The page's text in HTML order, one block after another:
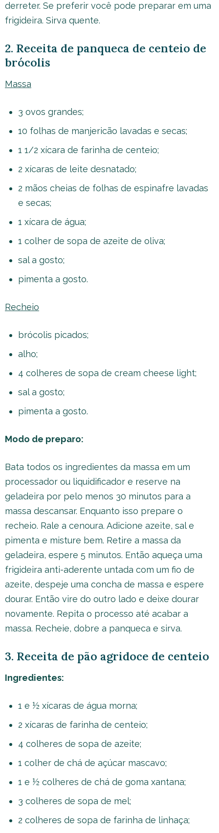
derreter. Se preferir você pode preparar em uma
frigideira. Sirva quente.
2. Receita de panqueca de centeio de
brócolis
Massa
3 ovos grandes;
10 folhas de manjericão lavadas e secas;
1 1/2 xícara de farinha de centeio;
2 xícaras de leite desnatado;
2 mãos cheias de folhas de espinafre lavadas
e secas;
1 xícara de água;
1 colher de sopa de azeite de oliva;
sal a gosto;
pimenta a gosto.
Recheio
brócolis picados;
alho;
4 colheres de sopa de cream cheese light;
sal a gosto;
pimenta a gosto.
Modo de preparo:
Bata todos os ingredientes da massa em um
processador ou liquidificador e reserve na
geladeira por pelo menos 30 minutos para a
massa descansar. Enquanto isso prepare o
recheio. Rale a cenoura. Adicione azeite, sal e
pimenta e misture bem. Retire a massa da
geladeira, espere 5 minutos. Então aqueça uma
frigideira anti-aderente untada com um fio de
azeite, despeje uma concha de massa e espere
dourar. Então vire do outro lado e deixe dourar
novamente. Repita o processo até acabar a
massa. Recheie, dobre a panqueca e sirva.
3. Receita de pão agridoce de centeio
Ingredientes:
1 e ½ xícaras de água morna;
2 xícaras de farinha de centeio;
4 colheres de sopa de azeite;
1 colher de chá de açúcar mascavo;
1 e ½ colheres de chá de goma xantana;
3 colheres de sopa de mel;
2 colheres de sopa de farinha de linhaça;